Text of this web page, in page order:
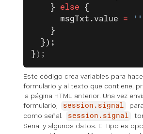
    }
else {
      msgTxt.value
= ''
    }
  });
} );
Este código crea variables para
formulario y al texto que contiene,
la página HTML anterior. Una vez
formulario,
session.signal
como señal.
session.signal
Señal y algunos datos. El tipo es